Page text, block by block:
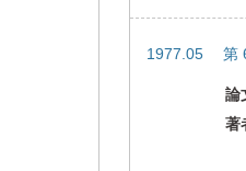
1977.05 第
論
著